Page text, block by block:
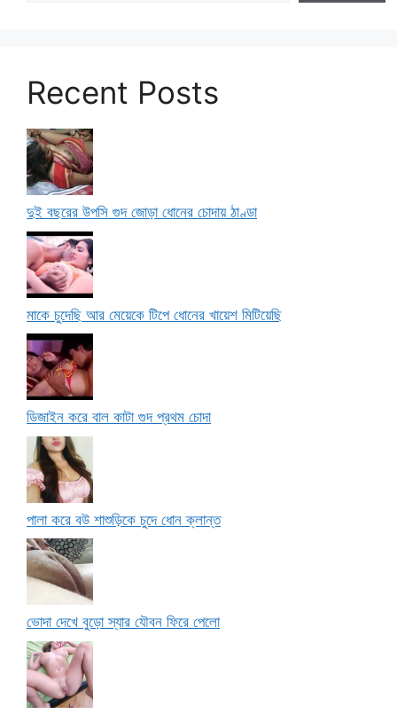
Recent Posts
দুই বছরের উপসি গুদ জোড়া ধোনের চোদায় ঠাণ্ডা
মাকে চুদেছি আর মেয়েকে টিপে ধোনের খায়েশ মিটিয়েছি
ডিজাইন করে বাল কাটা গুদ প্রথম চোদা
পালা করে বউ শাশুড়িকে চুদে ধোন ক্লান্ত
ভোদা দেখে বুড়ো স্যার যৌবন ফিরে পেলো